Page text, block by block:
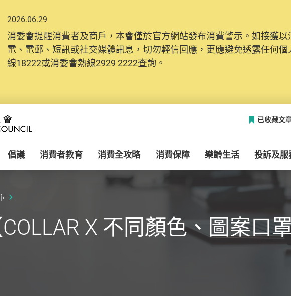
2026.06.29
消委會提醒消費者及商戶，本會僅於官方網站發布消費警示。如接獲
電、電郵、短訊或社交媒體訊息，切勿輕信回應，更應避免透露任何
線18222或消委會熱線2929 2222查詢。
已收藏文
倡議 消費者教育 消費全攻略 消費保障 樂齡生活 投訴及服
COLLAR X 不同顏色、圖案口